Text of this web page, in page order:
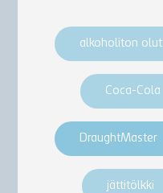
alkoholiton olut
Coca-Cola
DraughtMaster
jättitölkki